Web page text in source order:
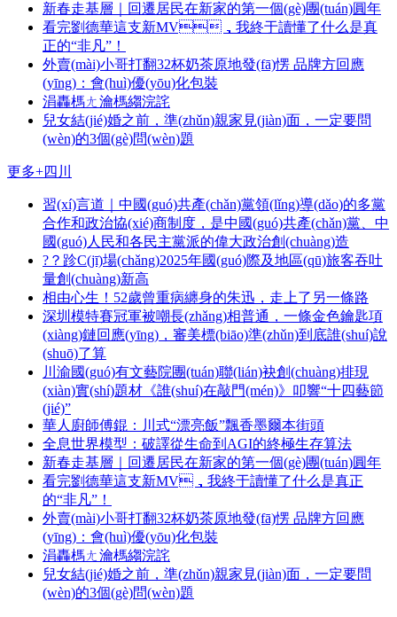
新春走基層｜回遷居民在新家的第一個(gè)團(tuán)圓年
看完劉德華這支新MV，我終于讀懂了什么是真
正的“非凡”！
外賣(mài)小哥打翻32杯奶茶原地發(fā)愣 品牌方回應
(yīng)：會(huì)優(yōu)化包裝
涓轟榪ㄤ瀹榪縐浣詫
兒女結(jié)婚之前，準(zhǔn)親家見(jiàn)面，一定要問
(wèn)的3個(gè)問(wèn)題
更多+四川
習(xí)言道｜中國(guó)共產(chǎn)黨領(lǐng)導(dǎo)的多黨
合作和政治協(xié)商制度，是中國(guó)共產(chǎn)黨、中
國(guó)人民和各民主黨派的偉大政治創(chuàng)造
?？跈C(jī)場(chǎng)2025年國(guó)際及地區(qū)旅客吞吐
量創(chuàng)新高
相由心生！52歲曾重病纏身的朱迅，走上了另一條路
深圳模特賽冠軍被嘲長(zhǎng)相普通，一條金色鑰匙項
(xiàng)鏈回應(yīng)，審美標(biāo)準(zhǔn)到底誰(shuí)說
(shuō)了算
川渝國(guó)有文藝院團(tuán)聯(lián)袂創(chuàng)排現
(xiàn)實(shí)題材《誰(shuí)在敲門(mén)》叩響“十四藝節
(jié)”
華人廚師傅錕：川式“漂亮飯”飄香墨爾本街頭
全息世界模型：破譯從生命到AGI的終極生存算法
新春走基層｜回遷居民在新家的第一個(gè)團(tuán)圓年
看完劉德華這支新MV，我終于讀懂了什么是真正
的“非凡”！
外賣(mài)小哥打翻32杯奶茶原地發(fā)愣 品牌方回應
(yīng)：會(huì)優(yōu)化包裝
涓轟榪ㄤ瀹榪縐浣詫
兒女結(jié)婚之前，準(zhǔn)親家見(jiàn)面，一定要問
(wèn)的3個(gè)問(wèn)題